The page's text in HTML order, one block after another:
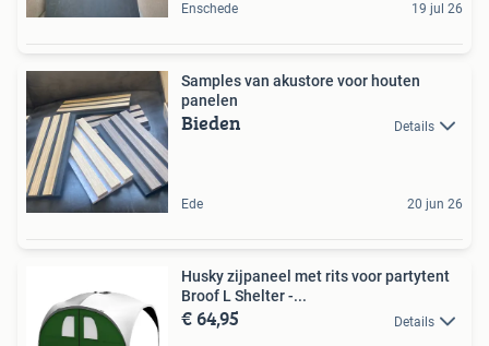
Enschede 19 jul 26
Samples van akustore voor houten
panelen
Bieden Details
Ede 20 jun 26
Husky zijpaneel met rits voor partytent
Broof L Shelter -...
€ 64,95 Details